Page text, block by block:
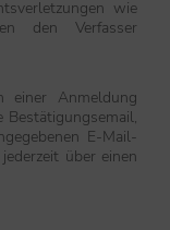
wie
den Verfasser
Anmeldung
Bestätigungsemail,
E-Mail-
über einen